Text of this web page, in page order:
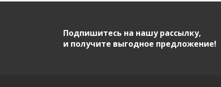
Подпишитесь на нашу рассылку,
и получите выгодное предложение!